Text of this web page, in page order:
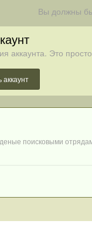
Вы должны
аккаунта. Это
аккаунт
поисковыми